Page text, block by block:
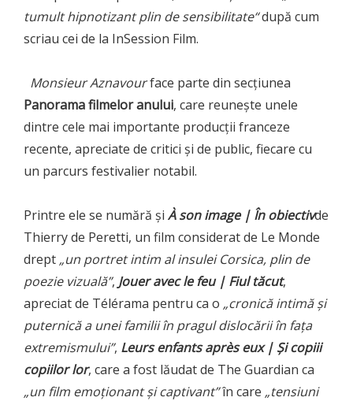
tumult hipnotizant plin de sensibilitate“după cum
scriau cei de la InSession Film.
Monsieur Aznavourface parte din secțiunea
Panorama filmelor anului, care reunește unele
dintre cele mai importante producții franceze
recente, apreciate de critici și de public, fiecare cu
un parcurs festivalier notabil.
Printre ele se numără și À son image | În obiectivde
Thierry de Peretti, un film considerat de Le Monde
drept „un portret intim al insulei Corsica, plin de
poezie vizuală”, Jouer avec le feu | Fiul tăcut,
apreciat de Télérama pentru ca o „cronică intimă și
puternică a unei familii în pragul dislocării în fața
extremismului”, Leurs enfants après eux | Și copiii
copiilor lor, care a fost lăudat de The Guardian ca
„un film emoționant și captivant”în care „tensiuni